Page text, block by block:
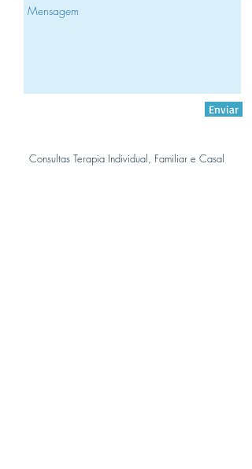
Enviar
Consultas Terapia Individual, Familiar e Casal